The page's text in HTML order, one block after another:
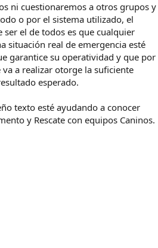
ni cuestionaremos a otros grupos y
o por el sistema utilizado, el
el de todos es que cualquier
situación real de emergencia esté
garantice su operatividad y que por
a realizar otorge la suficiente
esperado.
texto esté ayudando a conocer
y Rescate con equipos Caninos.